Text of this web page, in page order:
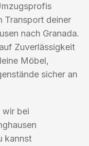
Transport deiner
nach Granada.
Zuverlässigkeit
Möbel,
sicher an
wir bei
kannst